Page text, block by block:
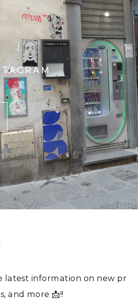
latest information on new pr
and more 📩!!